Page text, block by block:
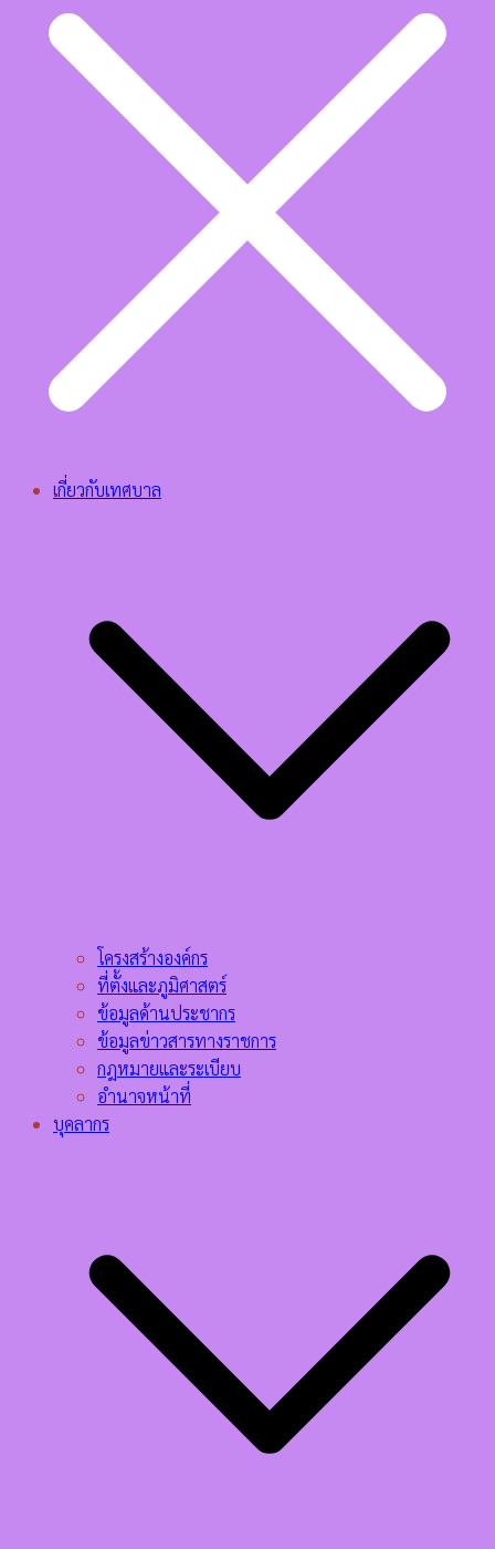
เกี่ยวกับเทศบาล
โครงสร้างองค์กร
ที่ตั้งและภูมิศาสตร์
ข้อมูลด้านประชากร
ข้อมูลข่าวสารทางราชการ
กฎหมายและระเบียบ
อำนาจหน้าที่
บุคลากร